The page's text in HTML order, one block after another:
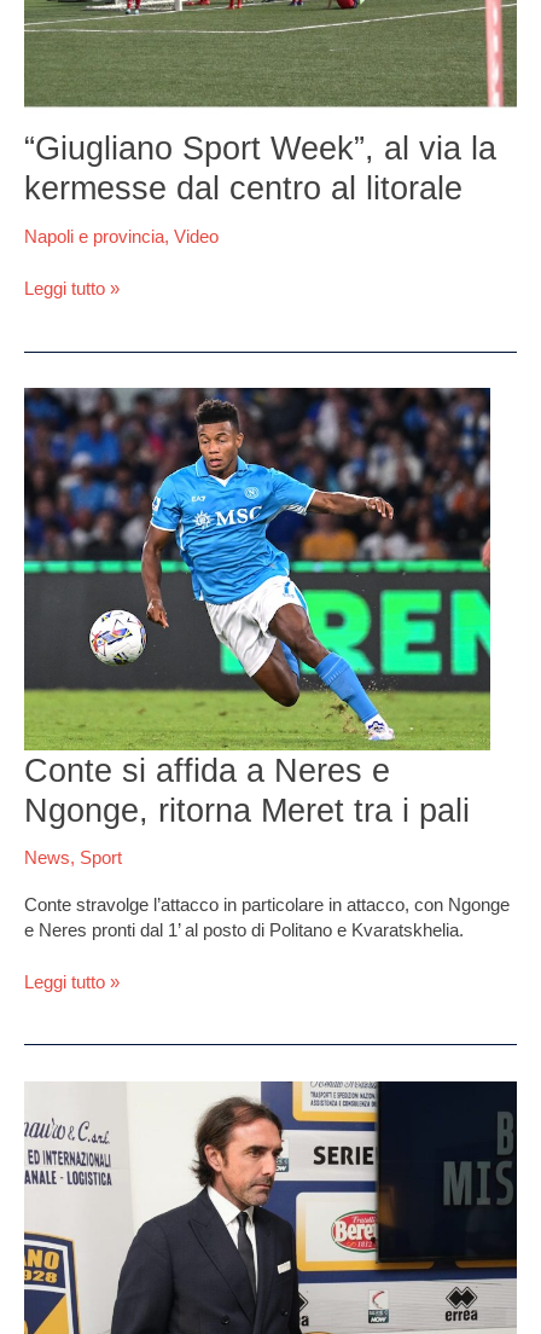
“Giugliano Sport Week”, al via la
kermesse dal centro al litorale
Napoli e provincia, Video
kermesse
dal
centro
Leggi tutto »
Conte si affida a Neres e
Ngonge, ritorna Meret tra i pali
News, Sport
Conte stravolge l’attacco in particolare in attacco, con Ngonge
e Neres pronti dal 1’ al posto di Politano e Kvaratskhelia.
Conte
si
affida
a
Neres
e
Ngonge,
ritorna
Leggi tutto »
prepara
la
sfida
“Squadra
di
valore,
noi